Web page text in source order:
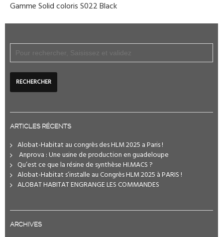
Gamme Solid coloris S022 Black
ARTICLES RÉCENTS
Alobat-Habitat au congrès des HLM 2025 a Paris !
️ Anprova : Une usine de production en guadeloupe
Qu’est ce que la résine de synthèse HI.MACS ?
Alobat-Habitat s’installe au Congrès HLM 2025 à PARIS !
ALOBAT HABITAT ENGRANGE LES COMMANDES
ARCHIVES